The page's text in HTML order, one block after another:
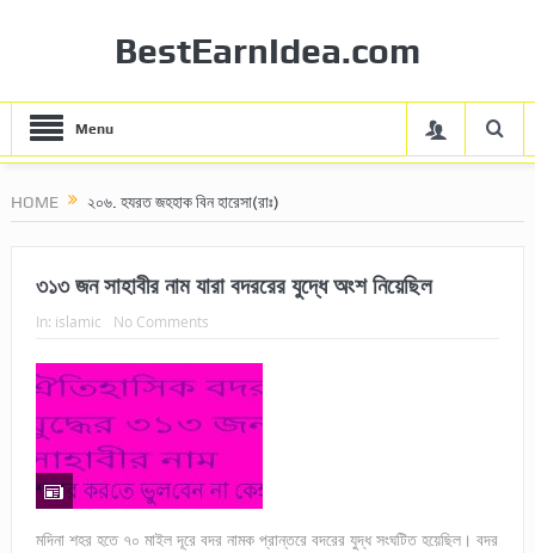
BestEarnIdea.com
Menu
HOME ২০৬. হযরত জহহাক বিন হারেসা(রাঃ)
৩১৩ জন সাহাবীর নাম যারা বদররের যুদ্ধে অংশ নিয়েছিল
In: islamic No Comments
মদিনা শহর হতে ৭০ মাইল দূরে বদর নামক প্রান্তরে বদরের যুদ্ধ সংঘটিত হয়েছিল। বদর